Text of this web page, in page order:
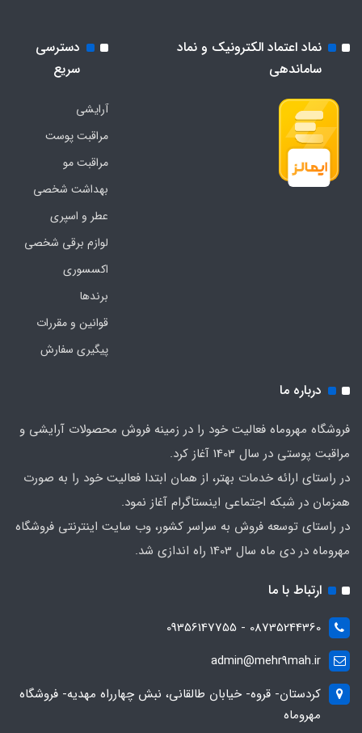
نماد اعتماد الکترونیک و نماد
ساماندهی
دسترسی
سریع
آرایشی
مراقبت پوست
مراقبت مو
بهداشت شخصی
عطر و اسپری
لوازم برقی شخصی
اکسسوری
برندها
قوانین و مقررات
پیگیری سفارش
درباره ما
فروشگاه مهروماه فعالیت خود را در زمینه فروش محصولات آرایشی و
مراقبت پوستی در سال 1403 آغاز کرد.
در راستای ارائه خدمات بهتر، از همان ابتدا فعالیت خود را به صورت
همزمان در شبکه اجتماعی اینستاگرام آغاز نمود.
در راستای توسعه فروش به سراسر کشور، وب سایت اینترنتی فروشگاه
مهروماه در دی ماه سال 1403 راه اندازی شد.
ارتباط با ما
08735244360 - 09356147755
admin@mehr9mah.ir
کردستان- قروه- خیابان طالقانی، نبش چهارراه مهدیه- فروشگاه
مهروماه